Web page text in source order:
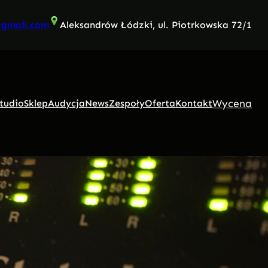
Aleksandrów Łódzki, ul. Piotrkowska 72/1
SklepAudycjaNewsZespołyOfertaKontaktWycena